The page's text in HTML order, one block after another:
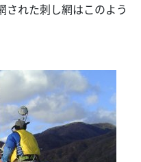
された刺し網はこのよう